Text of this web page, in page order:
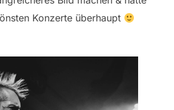
Konzerte überhaupt